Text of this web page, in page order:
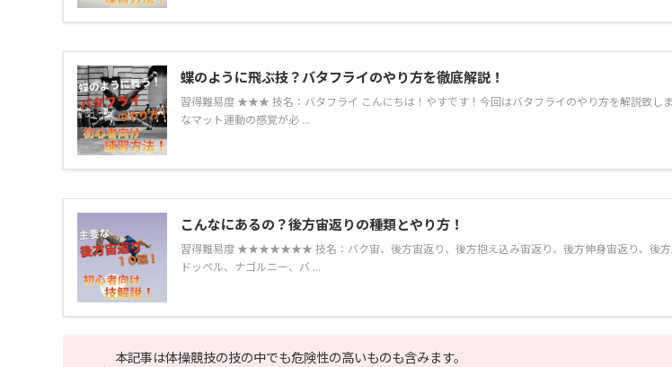
蝶のように飛ぶ技？バタフライのやり方を徹底解説！
習得難易度 ★★★ 技名：バタフライ こんにちは！やすです！今回はバタフライのやり方を解説致し
なマット運動の感覚が必 ...
こんなにあるの？後方宙返りの種類とやり方！
習得難易度 ★★★★★★★ 技名：バク宙、後方宙返り、後方抱え込み宙返り、後方伸身宙返り、後方
ドッペル、ナゴルニー、バ ...
本記事は体操競技の技の中でも危険性の高いものも含みます。